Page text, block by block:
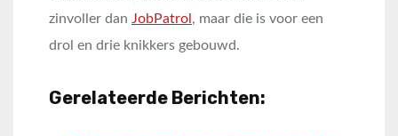
zinvoller dan JobPatrol , maar die is voor een
drol en drie knikkers gebouwd.
Gerelateerde Berichten: